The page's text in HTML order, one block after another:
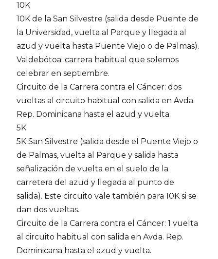
10K
10K de la San Silvestre (salida desde Puente de
la Universidad, vuelta al Parque y llegada al
azud y vuelta hasta Puente Viejo o de Palmas).
Valdebótoa: carrera habitual que solemos
celebrar en septiembre.
Circuito de la Carrera contra el Cáncer: dos
vueltas al circuito habitual con salida en Avda.
Rep. Dominicana hasta el azud y vuelta.
5K
5K San Silvestre (salida desde el Puente Viejo o
de Palmas, vuelta al Parque y salida hasta
señalización de vuelta en el suelo de la
carretera del azud y llegada al punto de
salida). Este circuito vale también para 10K si se
dan dos vueltas.
Circuito de la Carrera contra el Cáncer: 1 vuelta
al circuito habitual con salida en Avda. Rep.
Dominicana hasta el azud y vuelta.